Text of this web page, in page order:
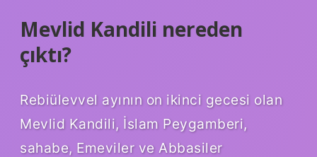
Mevlid Kandili nereden
çıktı?
Rebiülevvel ayının on ikinci gecesi olan
Mevlid Kandili, İslam Peygamberi,
sahabe, Emeviler ve Abbasiler